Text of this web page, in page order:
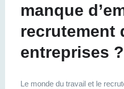
manque
recrutement
entreprises ?
Le monde du travail et le